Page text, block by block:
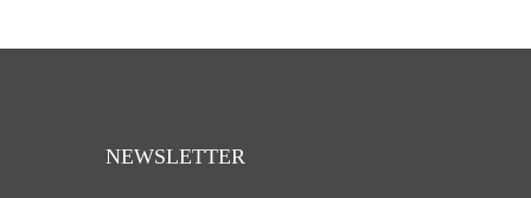
NEWSLETTER